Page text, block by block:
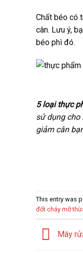
Chất béo có
cân. Lưu ý,
béo phì đó.
5 loại thực
sử dụng cho
giảm cân
This entry was
đốt cháy mỡ
Máy